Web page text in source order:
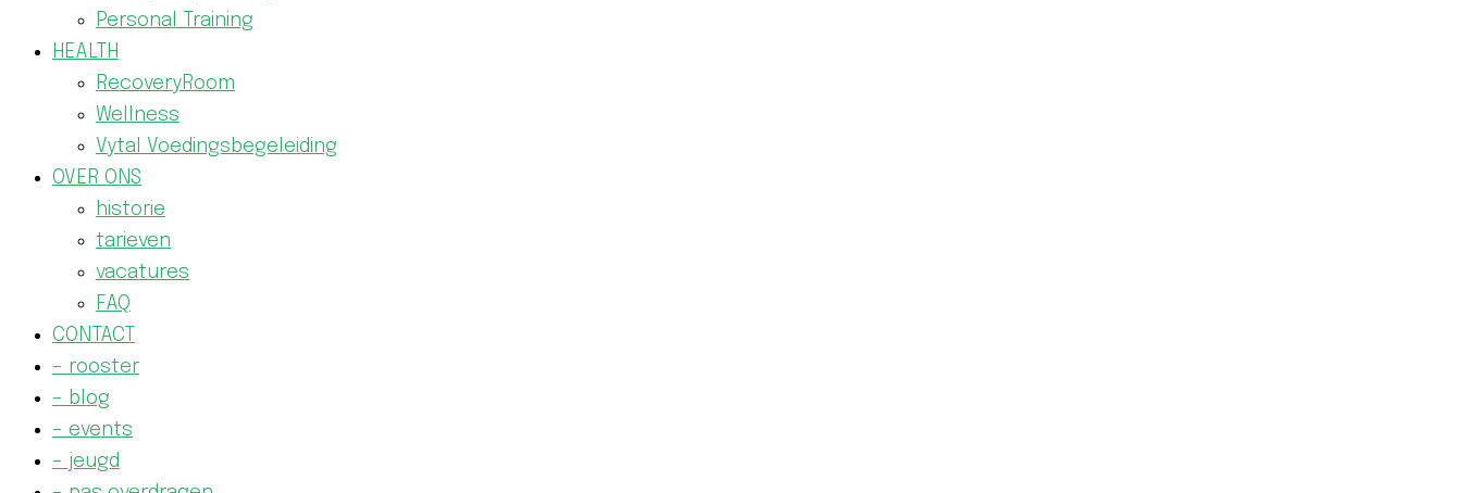
Personal Training
HEALTH
RecoveryRoom
Wellness
Vytal Voedingsbegeleiding
OVER ONS
historie
tarieven
vacatures
FAQ
CONTACT
– rooster
– blog
– events
– jeugd